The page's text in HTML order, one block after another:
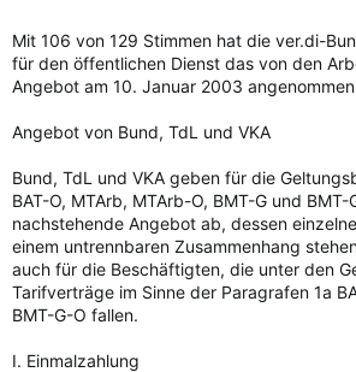
Mit 106 von 129 Stimmen hat die ver.di-
für den öffentlichen Dienst das von den
Angebot am 10. Januar 2003
Angebot von Bund, TdL und VKA
Bund, TdL und VKA geben für die
BAT-O, MTArb, MTArb-O, BMT-G und BMT-
nachstehende Angebot ab, dessen
einem untrennbaren Zusammenhang
auch für die Beschäftigten, die unter den
Tarifverträge im Sinne der Paragrafen 1a
BMT-G-O fallen.
I. Einmalzahlung